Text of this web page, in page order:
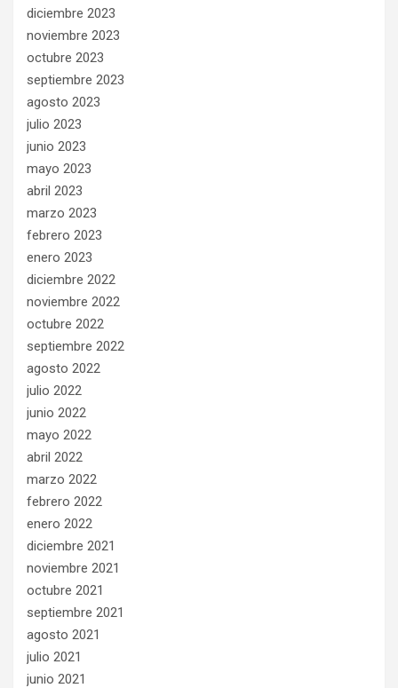
diciembre 2023
noviembre 2023
octubre 2023
septiembre 2023
agosto 2023
julio 2023
junio 2023
mayo 2023
abril 2023
marzo 2023
febrero 2023
enero 2023
diciembre 2022
noviembre 2022
octubre 2022
septiembre 2022
agosto 2022
julio 2022
junio 2022
mayo 2022
abril 2022
marzo 2022
febrero 2022
enero 2022
diciembre 2021
noviembre 2021
octubre 2021
septiembre 2021
agosto 2021
julio 2021
junio 2021